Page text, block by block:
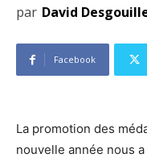
par David
Facebook
La promotion des
nouvelle année nous